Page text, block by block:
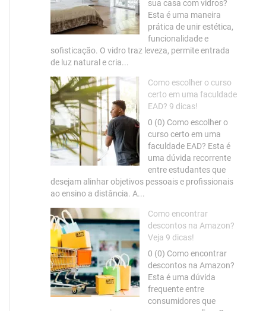
sua casa com vidros?
Esta é uma maneira
prática de unir estética,
funcionalidade e
sofisticação. O vidro traz leveza, permite entrada
de luz natural e cria...
Como escolher o curso
certo em uma faculdade
EAD? 9 dicas!
0 (0) Como escolher o
curso certo em uma
faculdade EAD? Esta é
uma dúvida recorrente
entre estudantes que
desejam alinhar objetivos pessoais e profissionais
ao ensino a distância. A...
Como encontrar
descontos na Amazon?
Veja 9 dicas!
0 (0) Como encontrar
descontos na Amazon?
Esta é uma dúvida
frequente entre
consumidores que